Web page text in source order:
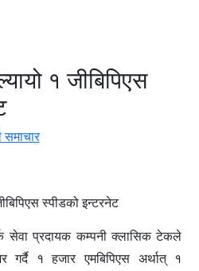
१ जीबिपिएस
सेवा प्रदायक कम्पनी क्लासिक टेकले
गर्दै १ हजार एमबिपिएस अर्थात् १